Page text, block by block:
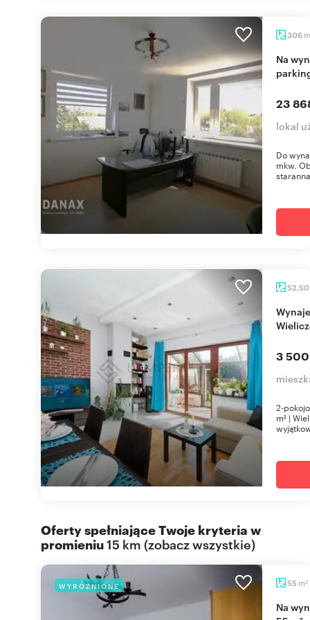
306 m
Na wynajem biurowiec 306 m² z magazynem,
23
lokal
Do
mkw.
52,50
Wynajem 2 pok. z oranżerią i ogródkami w
3
2-
m² |
Oferty spełniające Twoje kryteria w
promieniu15 km (zobacz wszystkie)
WYRÓŻNIONE 55 m2
Na wynajem przestronne 2-pokojowe mieszkanie